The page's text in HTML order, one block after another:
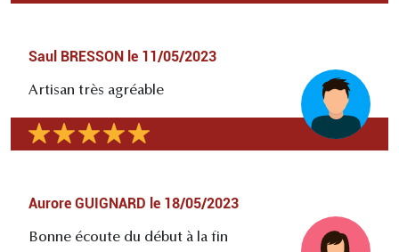
Saul BRESSON le 11/05/2023
Artisan très agréable
Aurore GUIGNARD le 18/05/2023
Bonne écoute du début à la fin